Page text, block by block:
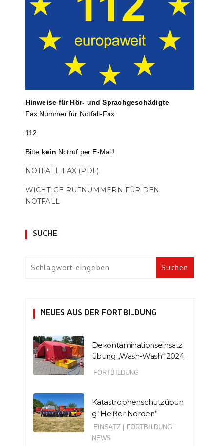
Hinweise für Hör- und Sprach­ge­schä­digte
Fax Nummer für Notfall-Fax:
112
Bitte kein Notruf per E-Mail!
NOTFALL-FAX (PDF)
WICHTIGE RUFNUMMERN FÜR DEN
NOTFALL
SUCHE
NEUES AUS DER FORTBILDUNG
Dekontaminationseinsatz
übung „Wash-Wash“ 2024
FORTBILDUNG
Katastrophenschutzübun
g “Heißer Norden”
EINSATZ FORTBILDUNG
NEWS